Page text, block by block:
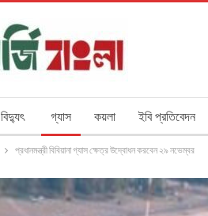
বিদ্যুৎ গ্যাস কয়লা ইবি প্রতিবেদন
প্রধানমন্ত্রী বিবিয়ানা গ্যাস ক্ষেত্র উদ্বোধন করবেন ২৯ নভেম্বর